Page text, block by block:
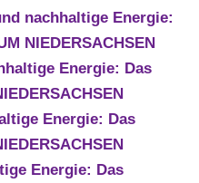
nachhaltige Energie:
NIEDERSACHSEN
Energie: Das
Energie: Das
Energie: Das